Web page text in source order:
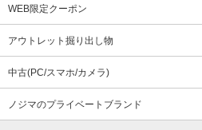
WEB限定クーポン
アウトレット掘り出し物
中古(PC/スマホ/カメラ)
ノジマのプライベートブランド